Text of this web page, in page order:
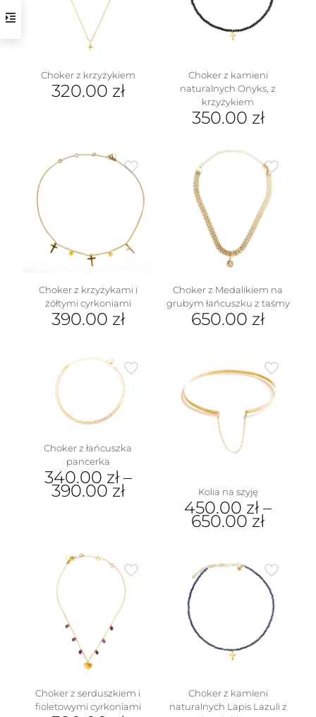
Choker z krzyżykiem
320.00 zł
Choker z kamieni
naturalnych Onyks, z
krzyżykiem
350.00 zł
Choker z krzyżykami i
żółtymi cyrkoniami
390.00 zł
Choker z Medalikiem na
grubym łańcuszku z taśmy
650.00 zł
Choker z łańcuszka
pancerka
340.00 zł–
390.00 zł
wariantów.
stronie
produktu
Kolia na szyję
450.00 zł –
650.00zł
ma
wariantów.
na
stronie
Choker z serduszkiem i
fioletowymi cyrkoniami
Choker z kamieni
naturalnych Lapis Lazuli z